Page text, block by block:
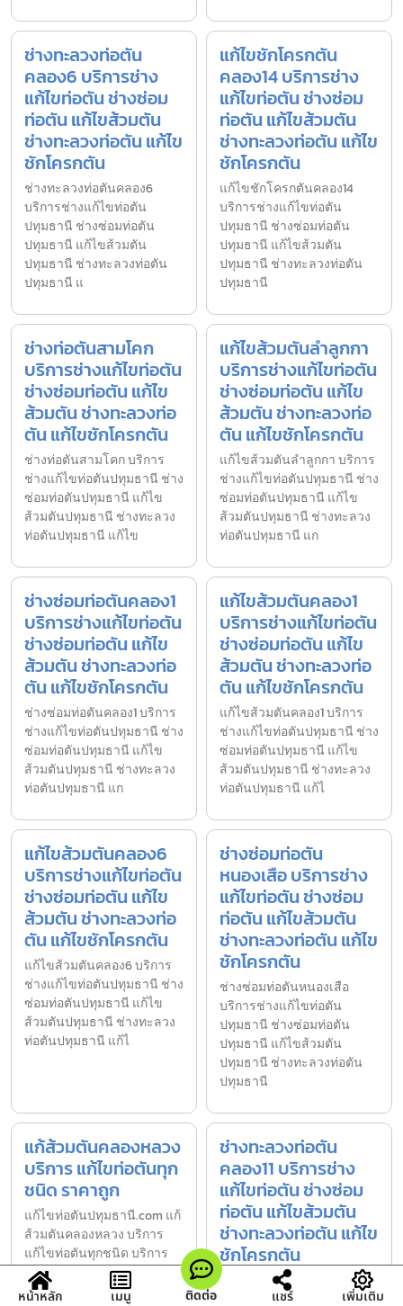
ช่างทะลวงท่อตัน
คลอง6 บริการช่าง
แก้ไขท่อตัน ช่างซ่อม
ท่อตัน แก้ไขส้วมตัน
ช่างทะลวงท่อตัน แก้ไข
ชักโครกตัน
ช่างทะลวงท่อตันคลอง6
บริการช่างแก้ไขท่อตัน
ปทุมธานี ช่างซ่อมท่อตัน
ปทุมธานี แก้ไขส้วมตัน
ปทุมธานี ช่างทะลวงท่อตัน
ปทุมธานี แ
แก้ไขชักโครกตัน
คลอง14 บริการช่าง
แก้ไขท่อตัน ช่างซ่อม
ท่อตัน แก้ไขส้วมตัน
ช่างทะลวงท่อตัน แก้ไข
ชักโครกตัน
แก้ไขชักโครกตันคลอง14
บริการช่างแก้ไขท่อตัน
ปทุมธานี ช่างซ่อมท่อตัน
ปทุมธานี แก้ไขส้วมตัน
ปทุมธานี ช่างทะลวงท่อตัน
ปทุมธานี
ช่างท่อตันสามโคก
บริการช่างแก้ไขท่อตัน
ช่างซ่อมท่อตัน แก้ไข
ส้วมตัน ช่างทะลวงท่อ
ตัน แก้ไขชักโครกตัน
ช่างท่อตันสามโคก บริการ
ช่างแก้ไขท่อตันปทุมธานี ช่าง
ซ่อมท่อตันปทุมธานี แก้ไข
ส้วมตันปทุมธานี ช่างทะลวง
ท่อตันปทุมธานี แก้ไข
แก้ไขส้วมตันลำลูกกา
บริการช่างแก้ไขท่อตัน
ช่างซ่อมท่อตัน แก้ไข
ส้วมตัน ช่างทะลวงท่อ
ตัน แก้ไขชักโครกตัน
แก้ไขส้วมตันลำลูกกา บริการ
ช่างแก้ไขท่อตันปทุมธานี ช่าง
ซ่อมท่อตันปทุมธานี แก้ไข
ส้วมตันปทุมธานี ช่างทะลวง
ท่อตันปทุมธานี แก
ช่างซ่อมท่อตันคลอง1
บริการช่างแก้ไขท่อตัน
ช่างซ่อมท่อตัน แก้ไข
ส้วมตัน ช่างทะลวงท่อ
ตัน แก้ไขชักโครกตัน
ช่างซ่อมท่อตันคลอง1 บริการ
ช่างแก้ไขท่อตันปทุมธานี ช่าง
ซ่อมท่อตันปทุมธานี แก้ไข
ส้วมตันปทุมธานี ช่างทะลวง
ท่อตันปทุมธานี แก
แก้ไขส้วมตันคลอง1
บริการช่างแก้ไขท่อตัน
ช่างซ่อมท่อตัน แก้ไข
ส้วมตัน ช่างทะลวงท่อ
ตัน แก้ไขชักโครกตัน
แก้ไขส้วมตันคลอง1 บริการ
ช่างแก้ไขท่อตันปทุมธานี ช่าง
ซ่อมท่อตันปทุมธานี แก้ไข
ส้วมตันปทุมธานี ช่างทะลวง
ท่อตันปทุมธานี แก้ไ
แก้ไขส้วมตันคลอง6
บริการช่างแก้ไขท่อตัน
ช่างซ่อมท่อตัน แก้ไข
ส้วมตัน ช่างทะลวงท่อ
ตัน แก้ไขชักโครกตัน
แก้ไขส้วมตันคลอง6 บริการ
ช่างแก้ไขท่อตันปทุมธานี ช่าง
ซ่อมท่อตันปทุมธานี แก้ไข
ส้วมตันปทุมธานี ช่างทะลวง
ท่อตันปทุมธานี แก้ไ
ช่างซ่อมท่อตัน
หนองเสือ บริการช่าง
แก้ไขท่อตัน ช่างซ่อม
ท่อตัน แก้ไขส้วมตัน
ช่างทะลวงท่อตัน แก้ไข
ชักโครกตัน
ช่างซ่อมท่อตันหนองเสือ
บริการช่างแก้ไขท่อตัน
ปทุมธานี ช่างซ่อมท่อตัน
ปทุมธานี แก้ไขส้วมตัน
ปทุมธานี ช่างทะลวงท่อตัน
ปทุมธานี
แก้ส้วมตันคลองหลวง
บริการ แก้ไขท่อตันทุก
ชนิด ราคาถูก
แก้ไขท่อตันปทุมธานี.com แก้
ส้วมตันคลองหลวง บริการ
แก้ไขท่อตันทุกชนิด บริการ
แก้ไขท่อตัน แก้ไขอ่างล้าง
จานตัน แก้ไขอ่างล้าง
ช่างทะลวงท่อตัน
คลอง11 บริการช่าง
แก้ไขท่อตัน ช่างซ่อม
ท่อตัน แก้ไขส้วมตัน
ช่างทะลวงท่อตัน แก้ไข
ชักโครกตัน
ช่างทะลวงท่อตันคลอง11
บริการช่างแก้ไขท่อตัน
หน้าหลัก เมนู ติดต่อ แชร์ เพิ่มเติม